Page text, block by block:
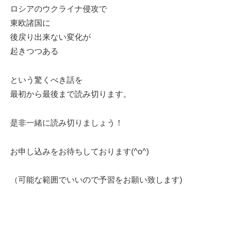
ロシアのウクライナ侵攻で
東欧諸国に
後戻り出来ない変化が
起きつつある
という驚くべき話を
最初から最後まで読み切ります。
是非一緒に読み切りましょう！
お申し込みをお待ちしております(^o^)
（可能な範囲でいいので予習をお願い致します)